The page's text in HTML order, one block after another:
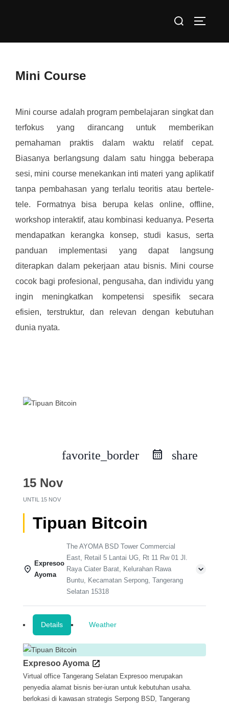
Search
Mini Course
Mini course adalah program pembelajaran singkat dan
terfokus yang dirancang untuk memberikan
pemahaman praktis dalam waktu relatif cepat.
Biasanya berlangsung dalam satu hingga beberapa
sesi, mini course menekankan inti materi yang aplikatif
tanpa pembahasan yang terlalu teoritis atau bertele-
tele. Formatnya bisa berupa kelas online, offline,
workshop interaktif, atau kombinasi keduanya. Peserta
mendapatkan kerangka konsep, studi kasus, serta
panduan implementasi yang dapat langsung
diterapkan dalam pekerjaan atau bisnis. Mini course
cocok bagi profesional, pengusaha, dan individu yang
ingin meningkatkan kompetensi spesifik secara
efisien, terstruktur, dan relevan dengan kebutuhan
dunia nyata.
favorite_border share
15 Nov
UNTIL 15 NOV
Tipuan Bitcoin
Expresoo
Ayoma
The AYOMA BSD Tower Commercial
East, Retail 5 Lantai UG, Rt 11 Rw 01 Jl.
Raya Ciater Barat, Kelurahan Rawa
Buntu, Kecamatan Serpong, Tangerang
Selatan 15318
Details Weather
Expresoo Ayoma
Virtual office Tangerang Selatan Expresoo merupakan
penyedia alamat bisnis ber-iuran untuk kebutuhan usaha.
berlokasi di kawasan strategis Serpong BSD, Tangerang